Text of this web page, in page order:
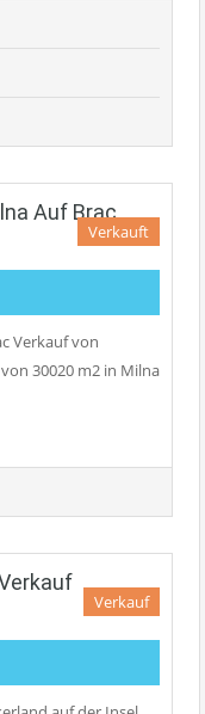
Auf Brac
Verkauft
Verkauf von
30020 m2 in Milna
Verkauf